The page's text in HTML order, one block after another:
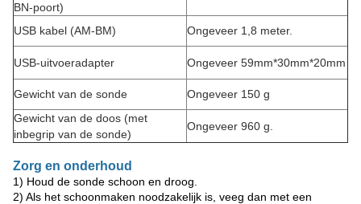
BN-poort)
USB kabel (AM-BM) Ongeveer 1,8 meter.
USB-uitvoeradapter Ongeveer 59mm*30mm*20mm
Gewicht van de sonde
Ongeveer 150 g
Gewicht van de doos (met
inbegrip van de sonde)
Ongeveer 960 g.
Zorg en onderhoud
1) Houd de sonde schoon en droog.
2) Als het schoonmaken noodzakelijk is, veeg dan met een